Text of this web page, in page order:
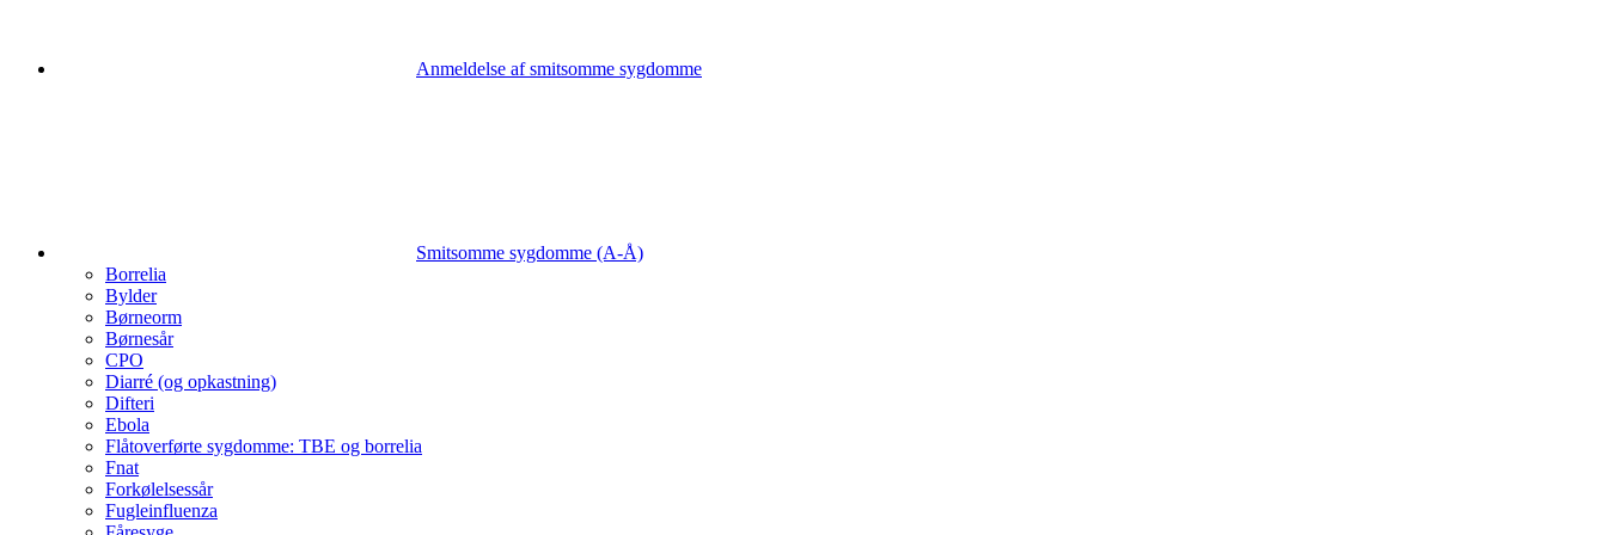
Anmeldelse af smitsomme sygdomme
Smitsomme sygdomme (A-Å)
Borrelia
Bylder
Børneorm
Børnesår
CPO
Diarré (og opkastning)
Difteri
Ebola
Flåtoverførte sygdomme: TBE og borrelia
Fnat
Forkølelsessår
Fugleinfluenza